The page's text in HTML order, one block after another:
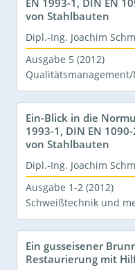
EN 1993-1, DIN EN
von Stahlbauten
Dipl.-Ing. Joachim
Ausgabe 5 (2012)
Ein-Blick in die
1993-1, DIN EN
von Stahlbauten
Dipl.-Ing. Joachim
Ausgabe 1-2 (2012)
Schweißtechnik und
Ein gusseisener
Restaurierung mit